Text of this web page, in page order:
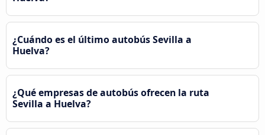
¿Cuándo es el último autobús Sevilla a
Huelva?
¿Qué empresas de autobús ofrecen la ruta
Sevilla a Huelva?